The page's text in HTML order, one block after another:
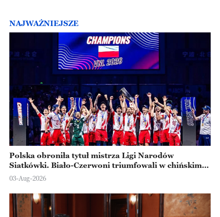
NAJWAŻNIEJSZE
Polska obroniła tytuł mistrza Ligi Narodów
Siatkówki. Biało-Czerwoni triumfowali w chińskim
Ningbo
03-Aug-2026